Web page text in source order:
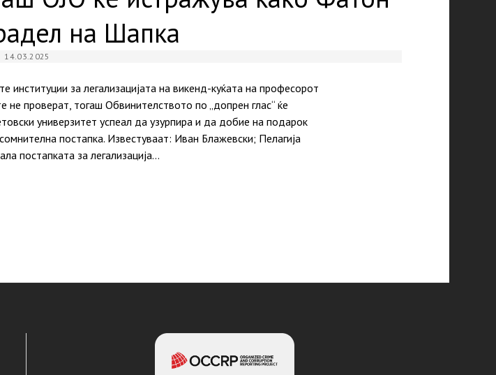
на Шапка
14.03.2025
за легализацијата на викенд-куќата на професорот
проверат, тогаш Обвинителството по „допрен глас“ ќе
универзитет успеал да узурпира и да добие на подарок
постапка. Известуваат: Иван Блажевски; Пелагија
постапката за легализација…